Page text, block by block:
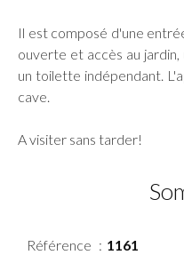
Il est composé d'une
ouverte et accès au
un toilette indépendant.
cave.
A visiter sans tarder!
Référence 1161